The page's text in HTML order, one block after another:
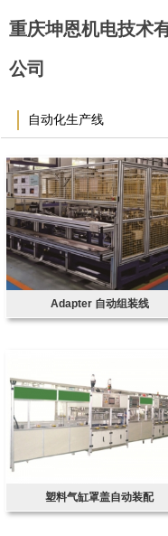
重庆坤恩机电技术
公司
自动化生产线
Adapter 自动组装线
塑料气缸罩盖自动装配